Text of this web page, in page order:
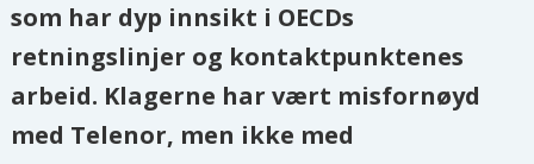
som har dyp innsikt i OECDs
retningslinjer og kontaktpunktenes
arbeid. Klagerne har vært misfornøyd
med Telenor, men ikke med